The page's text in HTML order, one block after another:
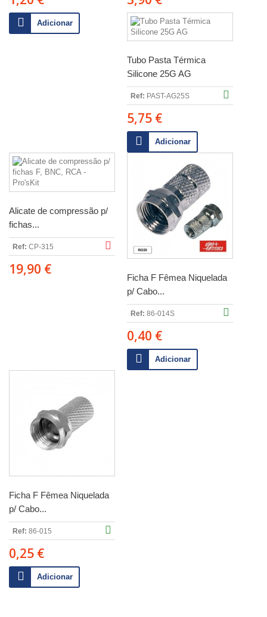
Adicionar
Tubo Pasta Térmica
Silicone 25G AG
Ref: PAST-AG25S
5,75 €
Adicionar
Alicate de compressão p/
fichas...
Ref: CP-315
19,90 €
Ficha F Fêmea Niquelada
p/ Cabo...
Ref: 86-014S
0,40 €
Adicionar
Ficha F Fêmea Niquelada
p/ Cabo...
Ref: 86-015
0,25 €
Adicionar